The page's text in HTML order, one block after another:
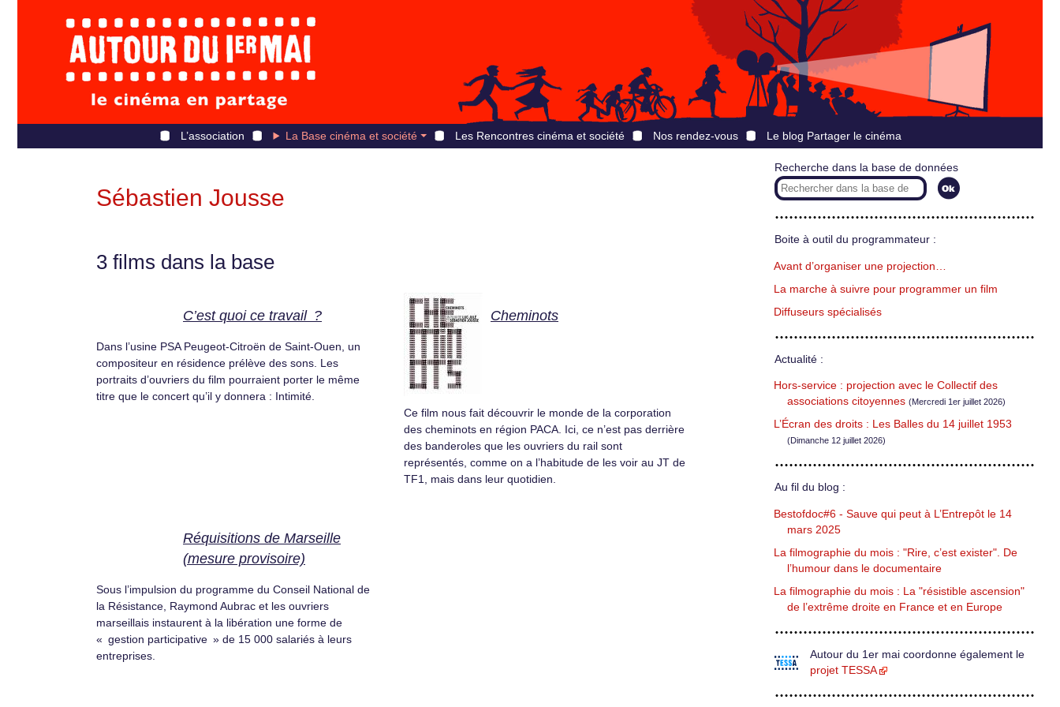
L’association La Base cinéma et société Les Rencontres cinéma et société Nos rendez-vous Le blog Partager le cinéma
Sébastien Jousse
3 films dans la base
C’est quoi ce travail ?
Dans l’usine PSA Peugeot-Citroën de Saint-Ouen, un
compositeur en résidence prélève des sons. Les
portraits d’ouvriers du film pourraient porter le même
titre que le concert qu’il y donnera : Intimité.
Cheminots
Ce film nous fait découvrir le monde de la corporation
des cheminots en région PACA. Ici, ce n’est pas derrière
des banderoles que les ouvriers du rail sont
représentés, comme on a l’habitude de les voir au JT de
TF1, mais dans leur quotidien.
Réquisitions de Marseille
(mesure provisoire)
Sous l’impulsion du programme du Conseil National de
la Résistance, Raymond Aubrac et les ouvriers
marseillais instaurent à la libération une forme de
« gestion participative » de 15 000 salariés à leurs
entreprises.
Recherche dans la base de données
Boite à outil du programmateur :
Avant d’organiser une projection…
La marche à suivre pour programmer un film
Diffuseurs spécialisés
Actualité :
Hors-service : projection avec le Collectif des
associations citoyennes (Mercredi 1er juillet 2026)
L’Écran des droits : Les Balles du 14 juillet 1953
(Dimanche 12 juillet 2026)
Au fil du blog :
Bestofdoc#6 - Sauve qui peut à L’Entrepôt le 14
mars 2025
La filmographie du mois : "Rire, c’est exister". De
l’humour dans le documentaire
La filmographie du mois : La "résistible ascension"
de l’extrême droite en France et en Europe
Autour du 1er mai coordonne également le
projet TESSA